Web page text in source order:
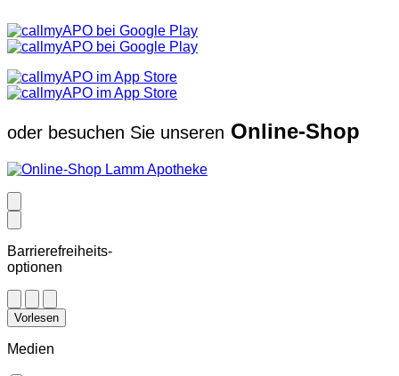
oder besuchen Sie unseren Online-Shop
Barrierefreiheits-
optionen
Vorlesen
Medien